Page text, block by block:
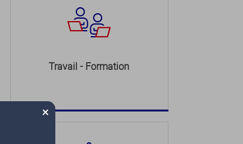
Travail - Formation
×